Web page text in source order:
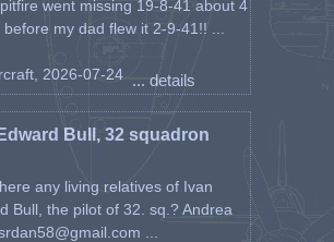
went missing 19-8-41 about 4
my dad flew it 2-9-41!! ...
2026-07-24 ... details
Bull, 32 squadron
any living relatives of Ivan
Bull, the pilot of 32. sq.? Andrea
...